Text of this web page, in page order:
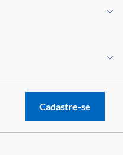
Cadastre-se